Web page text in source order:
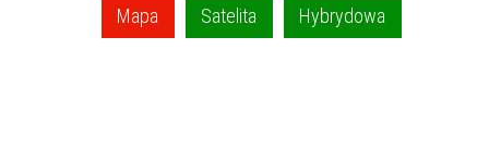
Mapa Satelita Hybrydowa